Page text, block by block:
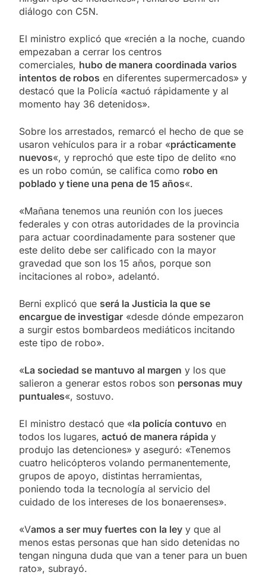
diálogo con C5N.
El ministro explicó que «recién a la noche, cuando
empezaban a cerrar los centros
comerciales, hubo de manera coordinada varios
intentos de robos en diferentes supermercados» y
destacó que la Policía «actuó rápidamente y al
momento hay 36 detenidos».
Sobre los arrestados, remarcó el hecho de que se
usaron vehículos para ir a robar «prácticamente
nuevos«, y reprochó que este tipo de delito «no
es un robo común, se califica como robo en
poblado y tiene una pena de 15 años«.
«Mañana tenemos una reunión con los jueces
federales y con otras autoridades de la provincia
para actuar coordinadamente para sostener que
este delito debe ser calificado con la mayor
gravedad que son los 15 años, porque son
incitaciones al robo», adelantó.
Berni explicó que será la Justicia la que se
encargue de investigar «desde dónde empezaron
a surgir estos bombardeos mediáticos incitando
este tipo de robo».
«La sociedad se mantuvo al margen y los que
salieron a generar estos robos son personas muy
puntuales«, sostuvo.
El ministro destacó que «la policía contuvo en
todos los lugares, actuó de manera rápida y
produjo las detenciones» y aseguró: «Tenemos
cuatro helicópteros volando permanentemente,
grupos de apoyo, distintas herramientas,
poniendo toda la tecnología al servicio del
cuidado de los intereses de los bonaerenses».
«Vamos a ser muy fuertes con la ley y que al
menos estas personas que han sido detenidas no
tengan ninguna duda que van a tener para un buen
rato», subrayó.